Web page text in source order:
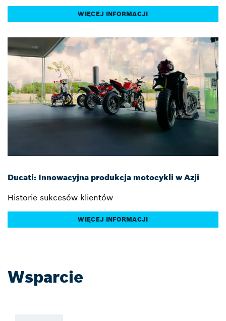
WIĘCEJ INFORMACJI
Ducati: Innowacyjna produkcja motocykli w Azji
Historie sukcesów klientów
WIĘCEJ INFORMACJI
Wsparcie